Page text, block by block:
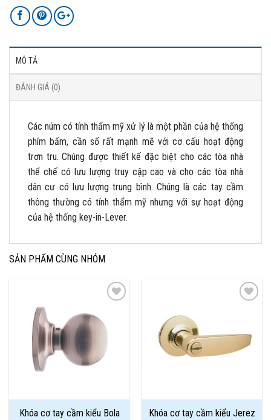
MÔ TẢ
ĐÁNH GIÁ (0)
Các núm có tính thẩm mỹ xử lý là một phần của hệ thống
phím bấm, cần số rất mạnh mẽ với cơ cấu hoạt động
trơn tru. Chúng được thiết kế đặc biệt cho các tòa nhà
thể chế có lưu lượng truy cập cao và cho các tòa nhà
dân cư có lưu lượng trung bình. Chúng là các tay cầm
thông thường có tính thẩm mỹ nhưng với sự hoạt động
của hệ thống key-in-Lever.
SẢN PHẨM CÙNG NHÓM
Add to
Khóa cơ tay cầm kiểu Bola
Wishlist
Khóa cơ tay cầm kiểu Jerez